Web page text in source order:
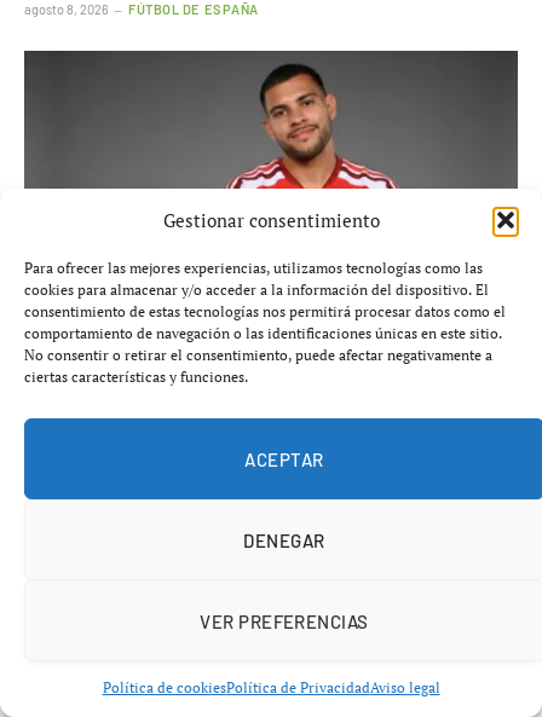
Gestionar consentimiento
Para ofrecer las mejores experiencias, utilizamos tecnologías como las
cookies para almacenar y/o acceder a la información del dispositivo. El
consentimiento de estas tecnologías nos permitirá procesar datos como el
comportamiento de navegación o las identificaciones únicas en este sitio.
No consentir o retirar el consentimiento, puede afectar negativamente a
ciertas características y funciones.
ACEPTAR
DENEGAR
VER PREFERENCIAS
Política de cookiesPolítica de PrivacidadAviso legal
agosto 8, 2026 FÚTBOL DE ESPAÑA
Bruno Guimarães ficha por el Arsenal por 87 millones
agosto 8, 2026